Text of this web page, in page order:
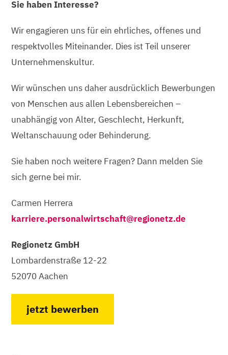
Sie haben Interesse?
Wir engagieren uns für ein ehrliches, offenes und
respektvolles Miteinander. Dies ist Teil unserer
Unternehmenskultur.
Wir wünschen uns daher ausdrücklich Bewerbungen
von Menschen aus allen Lebensbereichen –
unabhängig von Alter, Geschlecht, Herkunft,
Weltanschauung oder Behinderung.
Sie haben noch weitere Fragen? Dann melden Sie
sich gerne bei mir.
Carmen Herrera
karriere.personalwirtschaft@regionetz.de
Regionetz GmbH
Lombardenstraße 12-22
52070 Aachen
jetzt bewerben